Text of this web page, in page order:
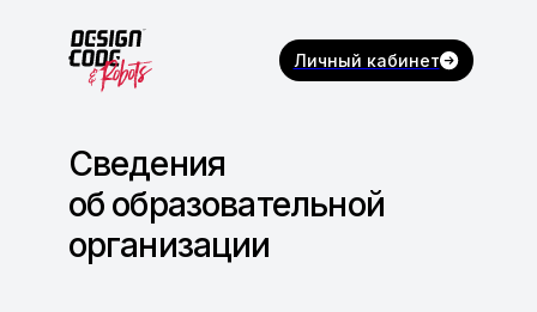
Личный кабинет
Сведения
об образовательной
организации